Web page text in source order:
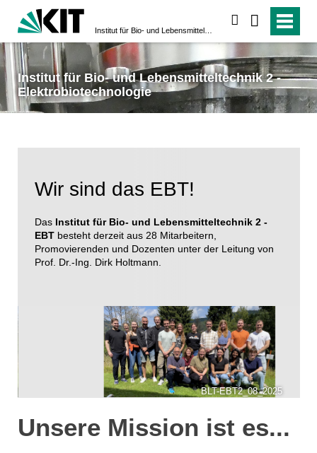
Institut für Bio- und Lebensmitteltechnik 2 -
Elektrobiotechnologie
Wir sind das EBT!
Das Institut für Bio- und Lebensmitteltechnik 2 -
EBT besteht derzeit aus 28 Mitarbeitern,
Promovierenden und Dozenten unter der Leitung von
Prof. Dr.-Ing. Dirk Holtmann.
BLT-EBT2_08_2025
Unsere Mission ist es...